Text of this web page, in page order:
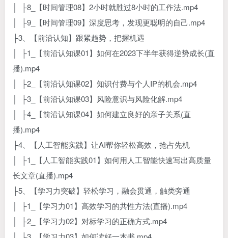
│ ├8_【时间管理08】2小时就胜过8小时的工作法.mp4
│ ├9_【时间管理09】深度思考，发现更聪明的自己.mp4
├3、【前沿认知】跟紧趋势，把握机遇
│ ├1_【前沿认知课01】如何在2023下半年获得逆势成长(直
播).mp4
│ ├2_【前沿认知课02】知识付费与个人IP的机会.mp4
│ ├3_【前沿认知课03】风险意识与风险化解.mp4
│ ├4_【前沿认知课04】如何建立良好的亲子关系(直
播).mp4
├4、【人工智能实践】让AI帮你轻松高效，抢占先机
│ ├1_【人工智能实践01】如何用人工智能快速写出高质量
长文章(直播).mp4
├5、【学习力突破】轻松学习，融会贯通，触类旁通
│ ├1_【学习力01】高效学习的共性方法(直播).mp4
│ ├2_【学习力02】对标学习的正确方式.mp4